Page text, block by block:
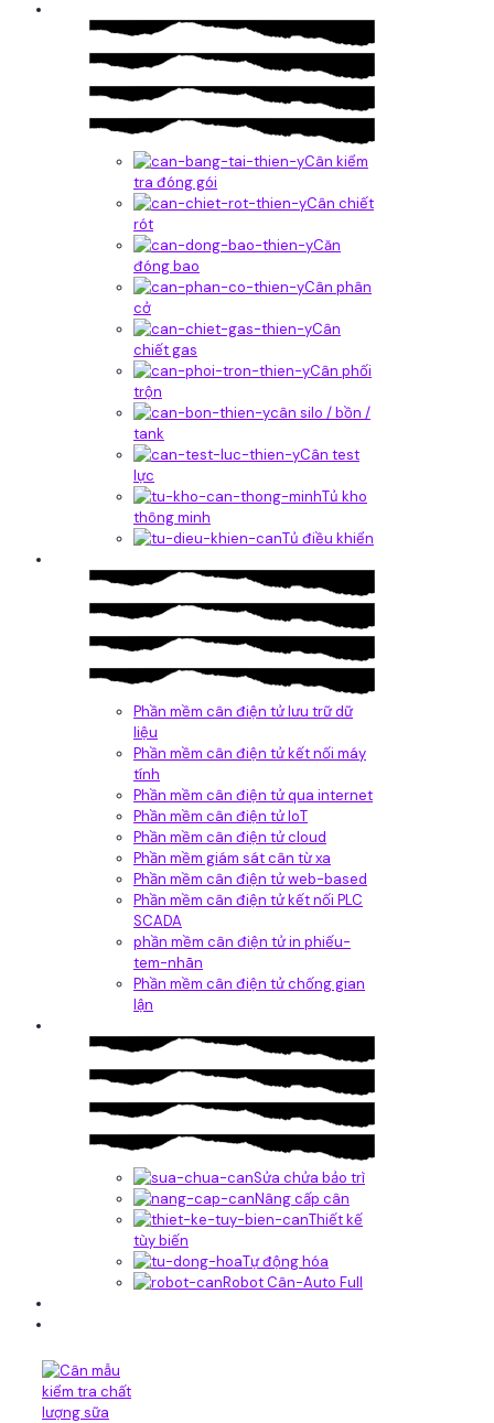
Cân kiểm
tra đóng gói
Cân chiết
rót
Căn
đóng bao
Cân phân
cở
Cân
chiết gas
Cân phối
trộn
cân silo / bồn /
tank
Cân test
lực
Tủ kho
thông minh
Tủ điều khiển
Phần mềm cân điện tử lưu trữ dữ
liệu
Phần mềm cân điện tử kết nối máy
tính
Phần mềm cân điện tử qua internet
Phần mềm cân điện tử IoT
Phần mềm cân điện tử cloud
Phần mềm giám sát cân từ xa
Phần mềm cân điện tử web-based
Phần mềm cân điện tử kết nối PLC
SCADA
phần mềm cân điện tử in phiếu-
tem-nhãn
Phần mềm cân điện tử chống gian
lận
Sửa chửa bảo trì
Nâng cấp cân
Thiết kế
tùy biến
Tự động hóa
Robot Cân-Auto Full